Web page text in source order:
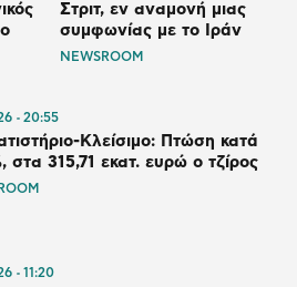
Στριτ, εν αναμονή μιας
συμφωνίας με το Ιράν
NEWSROOM
20:55
Κλείσιμο: Πτώση κατά
στα 315,71 εκατ. ευρώ ο τζίρος
11:20